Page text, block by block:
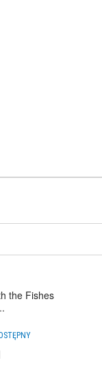
the Fishes